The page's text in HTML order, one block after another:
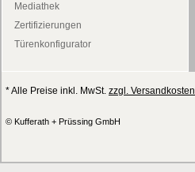
Mediathek
Zertifizierungen
Türenkonfigurator
* Alle Preise inkl. MwSt. zzgl. Versandkosten
© Kufferath + Prüssing GmbH